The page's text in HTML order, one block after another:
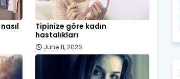
Tipinize göre kadın
hastalıkları
June 11, 2026